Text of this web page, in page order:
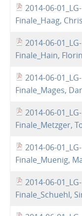
2014-06-01_LG-
Finale_Haag,
2014-06-01_LG-
Finale_Hain,
2014-06-01_LG-
Finale_Mages,
2014-06-01_LG-
Finale_Metzger,
2014-06-01_LG-
Finale_Muenig,
2014-06-01_LG-
Finale_Schuehl,